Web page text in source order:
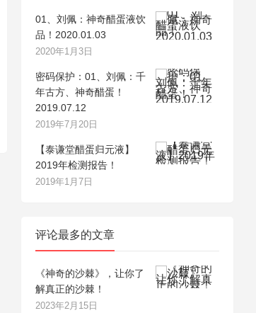
01、刘佩：神奇醋蛋液饮
品！2020.01.03
2020年1月3日
密码保护：01、刘佩：千
年古方、神奇醋蛋！
2019.07.12
2019年7月20日
【泰谦堂醋蛋归元液】
2019年检测报告！
2019年1月7日
评论最多的文章
《神奇的沙棘》，让你了
解真正的沙棘！
2023年2月15日